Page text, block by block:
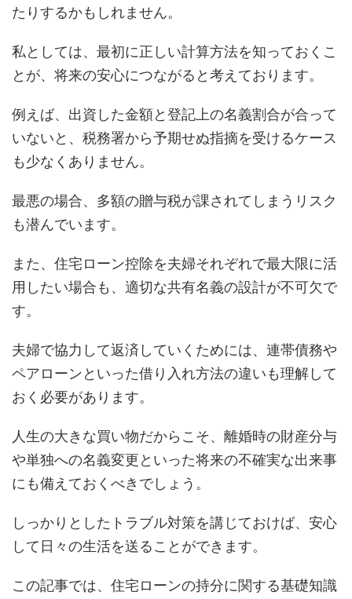
たりするかもしれません。
私としては、最初に正しい計算方法を知っておくこ
とが、将来の安心につながると考えております。
例えば、出資した金額と登記上の名義割合が合って
いないと、税務署から予期せぬ指摘を受けるケース
も少なくありません。
最悪の場合、多額の贈与税が課されてしまうリスク
も潜んでいます。
また、住宅ローン控除を夫婦それぞれで最大限に活
用したい場合も、適切な共有名義の設計が不可欠で
す。
夫婦で協力して返済していくためには、連帯債務や
ペアローンといった借り入れ方法の違いも理解して
おく必要があります。
人生の大きな買い物だからこそ、離婚時の財産分与
や単独への名義変更といった将来の不確実な出来事
にも備えておくべきでしょう。
しっかりとしたトラブル対策を講じておけば、安心
して日々の生活を送ることができます。
この記事では、住宅ローンの持分に関する基礎知識